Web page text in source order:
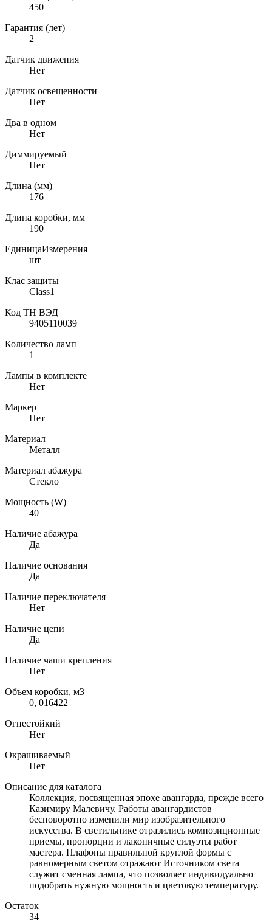
450
Гарантия (лет)
2
Датчик движения
Нет
Датчик освещенности
Нет
Два в одном
Нет
Диммируемый
Нет
Длина (мм)
176
Длина коробки, мм
190
ЕдиницаИзмерения
шт
Клас защиты
Class1
Код ТН ВЭД
9405110039
Количество ламп
1
Лампы в комплекте
Нет
Маркер
Нет
Материал
Металл
Материал абажура
Стекло
Мощность (W)
40
Наличие абажура
Да
Наличие основания
Да
Наличие переключателя
Нет
Наличие цепи
Да
Наличие чаши крепления
Нет
Объем коробки, м3
0, 016422
Огнестойкий
Нет
Окрашиваемый
Нет
Описание для каталога
Коллекция, посвященная эпохе авангарда, прежде всего
Казимиру Малевичу. Работы авангардистов
бесповоротно изменили мир изобразительного
искусства. В светильнике отразились композиционные
приемы, пропорции и лаконичные силуэты работ
мастера. Плафоны правильной круглой формы с
равномерным светом отражают Источником света
служит сменная лампа, что позволяет индивидуально
подобрать нужную мощность и цветовую температуру.
Остаток
34